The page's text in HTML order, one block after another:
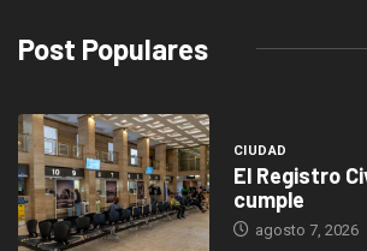
Post Populares
CIUDAD
El Registro
cumple
agosto 7, 2026